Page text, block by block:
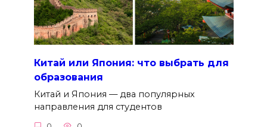
Китай или Япония: что выбрать для
образования
Китай и Япония — два популярных
направления для студентов